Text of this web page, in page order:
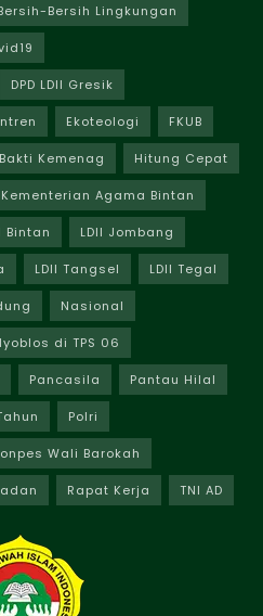
Bersih Lingkungan
DPD LDII Gresik
Ekoteologi FKUB
Kemenag Hitung Cepat
Kementerian Agama Bintan
Bintan LDII Jombang
LDII Tangsel LDII Tegal
Nasional
di TPS 06
Pancasila Pantau Hilal
Polri
Wali Barokah
Rapat Kerja TNI AD